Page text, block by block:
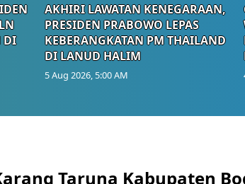
DI
AKHIRI LAWATAN KENEGARAAN,
PRESIDEN PRABOWO LEPAS
KEBERANGKATAN PM THAILAND
DI LANUD HALIM
5 Aug 2026, 5:00 AM
Taruna Kabupaten